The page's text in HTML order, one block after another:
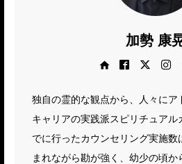
加勢 康
InstagramFlickr RSS
独自の霊的な観点から、人々にア
キャリアの実践派スピリチュアル
でに行ったカウンセリング実施数
まれながら勘が強く、幼少の頃